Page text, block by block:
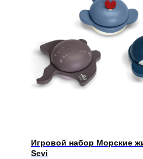
Игровой набор Морские
Sevi